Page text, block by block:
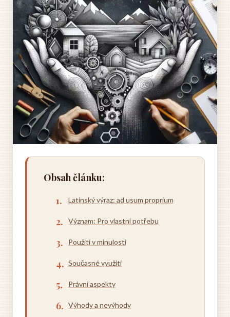
Obsah článku:
Latinský výraz: ad usum proprium
Význam: Pro vlastní potřebu
Použití v minulosti
Současné využití
Právní aspekty
Výhody a nevýhody